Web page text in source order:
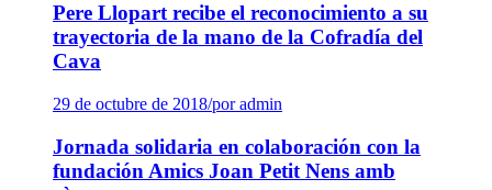
Pere Llopart recibe el reconocimiento a su
trayectoria de la mano de la Cofradía del
Cava
29 de octubre de 2018/por admin
Jornada solidaria en colaboración con la
fundación Amics Joan Petit Nens amb